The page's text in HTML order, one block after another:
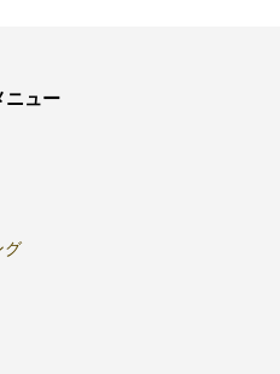
ニュー
グ